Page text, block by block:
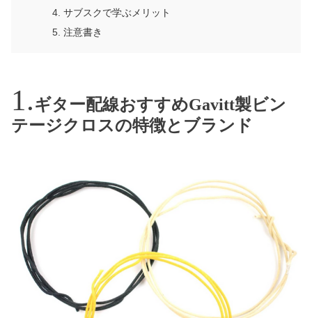
サブスクで学ぶメリット
注意書き
ギター配線おすすめGavitt製ビン
テージクロスの特徴とブランド